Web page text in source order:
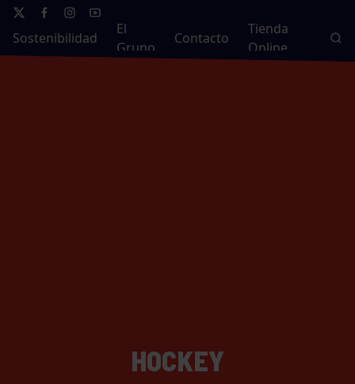
Sostenibilidad
El
Grupo
Contacto
Tienda
Online
HOCKEY